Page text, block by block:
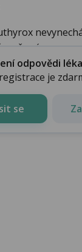
zvý...
odpovědi
je
se